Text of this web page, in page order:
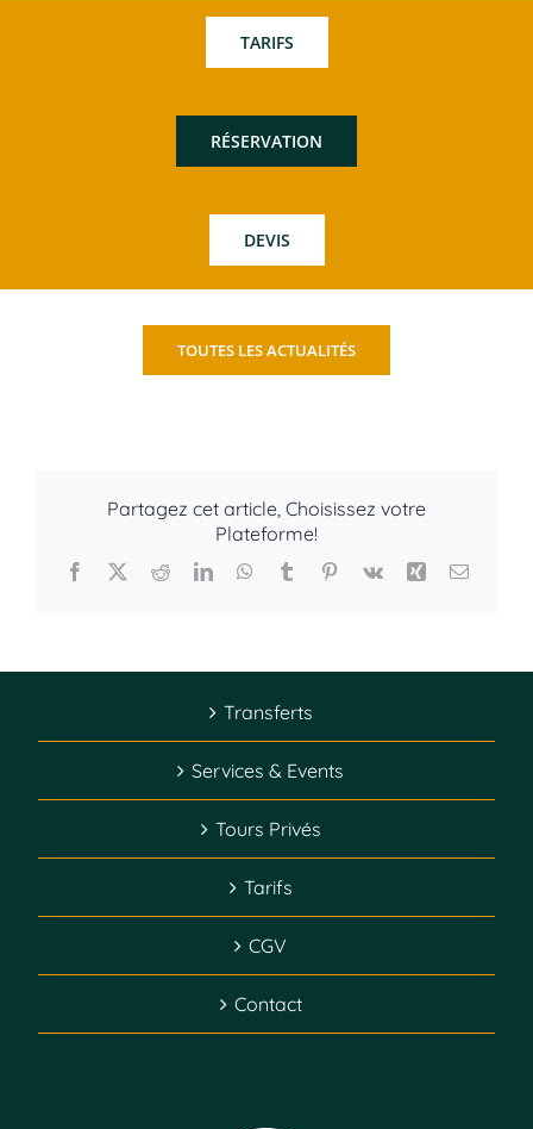
TARIFS
RÉSERVATION
DEVIS
TOUTES LES ACTUALITÉS
Partagez cet article, Choisissez votre
Plateforme!
Facebook
X RedditLinkedInWhatsApp
TumblrPinterest
Vk Xing Email
Transferts
Services & Events
Tours Privés
Tarifs
CGV
Contact